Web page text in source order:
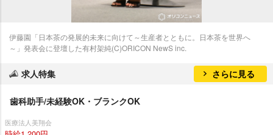
伊藤園「日本茶の発展的未来に向けて～生産者とともに。日本茶を世界へ
～」発表会に登壇した有村架純(C)ORICON NewS inc.
求人特集 さらに見る
歯科助手/未経験OK・ブランクOK
医療法人美翔会